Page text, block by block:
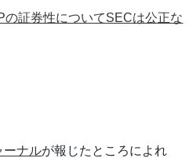
の証券性についてSECは公正な
ーナルが報じたところによれ